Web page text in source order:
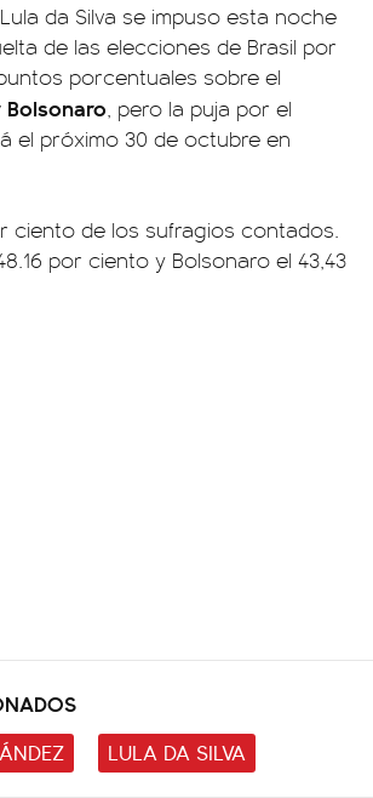
da Silva se impuso esta noche
de las elecciones de Brasil por
porcentuales sobre el
Bolsonaro, pero la puja por el
el próximo 30 de octubre en
ciento de los sufragios contados.
por ciento y Bolsonaro el 43,43
LULA DA SILVA